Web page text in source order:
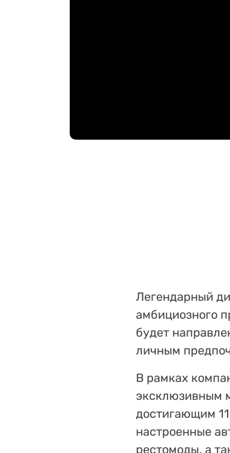
Легендарный
амбициозного
будет
личным
В рамках
эксклюзивным
достигающим
настроенные
рестомоды, а